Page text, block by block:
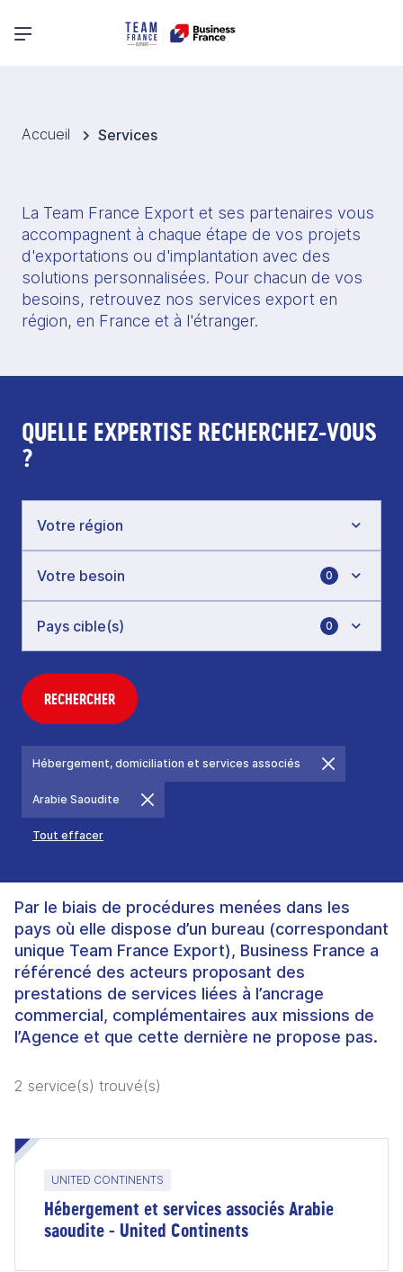
Menu principal
Accueil Services
La Team France Export et ses partenaires vous
accompagnent à chaque étape de vos projets
d'exportations ou d'implantation avec des
solutions personnalisées. Pour chacun de vos
besoins, retrouvez nos services export en
région, en France et à l'étranger.
QUELLE EXPERTISE RECHERCHEZ-VOUS
?
0
0
RECHERCHER
Hébergement, domiciliation et services associés
Arabie Saoudite
Tout effacer
Par le biais de procédures menées dans les
pays où elle dispose d’un bureau (correspondant
unique Team France Export), Business France a
référencé des acteurs proposant des
prestations de services liées à l’ancrage
commercial, complémentaires aux missions de
l’Agence et que cette dernière ne propose pas.
2 service(s) trouvé(s)
UNITED CONTINENTS
Hébergement et services associés Arabie
saoudite - United Continents